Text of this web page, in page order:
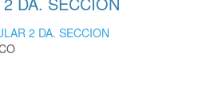
2 DA. SECCION